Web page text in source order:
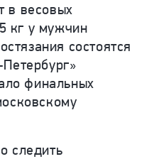
в весовых
кг у мужчин
состоятся
финальных
следить